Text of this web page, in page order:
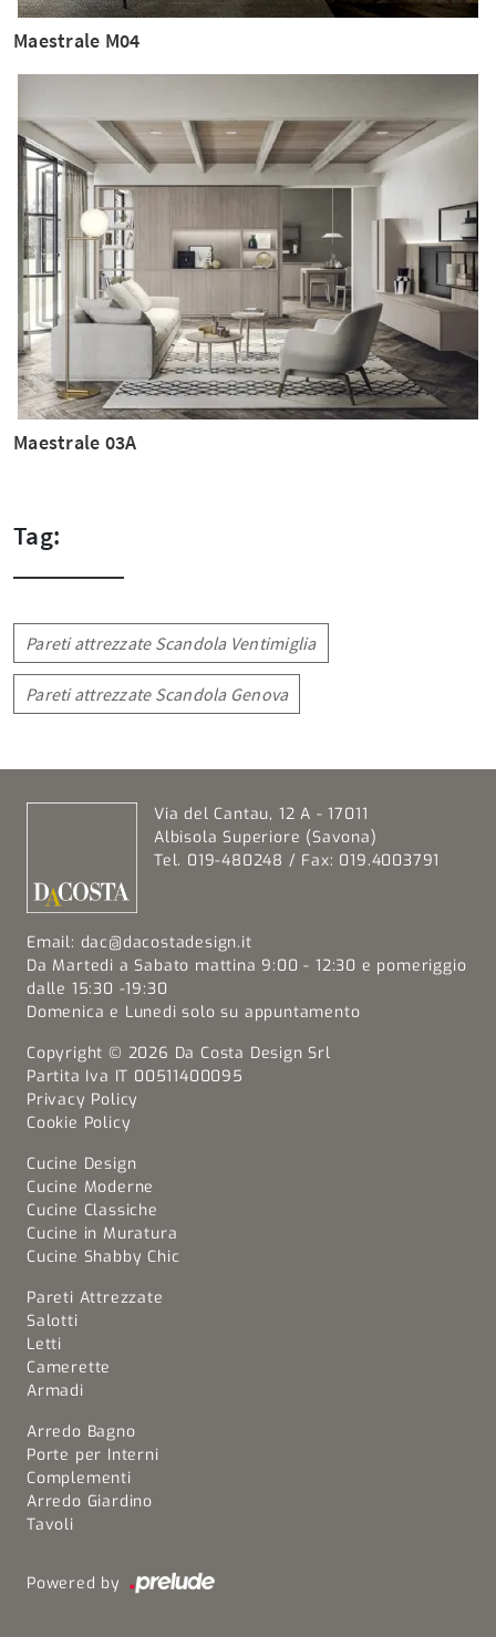
Maestrale M04
Maestrale 03A
Tag:
Pareti attrezzate Scandola Ventimiglia
Pareti attrezzate Scandola Genova
Via del Cantau, 12 A - 17011
Albisola Superiore (Savona)
Tel. 019-480248 / Fax: 019.4003791
Email: dac@dacostadesign.it
Da Martedi a Sabato mattina 9:00 - 12:30 e pomeriggio
dalle 15:30 -19:30
Domenica e Lunedi solo su appuntamento
Copyright © 2026 Da Costa Design Srl
Partita Iva IT 00511400095
Privacy Policy
Cookie Policy
Cucine Design
Cucine Moderne
Cucine Classiche
Cucine in Muratura
Cucine Shabby Chic
Pareti Attrezzate
Salotti
Letti
Camerette
Armadi
Arredo Bagno
Porte per Interni
Complementi
Arredo Giardino
Tavoli
Powered by